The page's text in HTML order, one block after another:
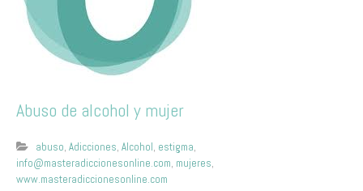
Abuso de alcohol y mujer
abuso, Adicciones, Alcohol, estigma,
info@masteradiccionesonline.com, mujeres,
www.masteradiccionesonline.com